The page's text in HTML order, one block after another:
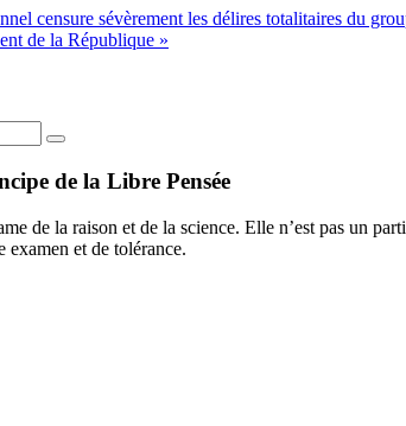
censure sévèrement les délires totalitaires du
de la République »
de la Libre Pensée
de la raison et de la science. Elle n’est pas un
examen et de tolérance.